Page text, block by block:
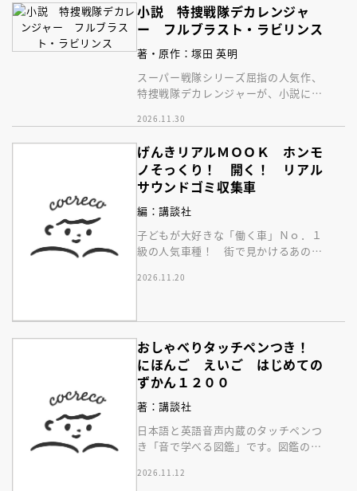
小説 特捜戦隊デカレンジャ
ー フルブラスト・ラビリンス
著・原作：塚田 英明
スーパー戦隊シリーズ屈指の人気作、
特捜戦隊デカレンジャーが、小説にな
会える！
2026.11.30
げんきリアルＭＯＯＫ ホンモ
ノそっくり！ 開く！ リアル
サウンドゴミ収集車
編：講談社
子どもが大好きな「働く車」Ｎｏ．１
級の人気車種！ 街で見かけるあの
クまで徹底再現！
2026.11.20
おしゃべりタッチペンつき！
にほんご えいご はじめての
ずかん１２００
著：講談社
日本語と英語音声内蔵のタッチペンつ
き「音で学べる図鑑」です。図鑑の写
あげてくれます。
2026.11.12